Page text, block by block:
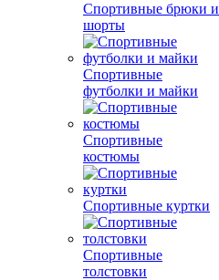
Спортивные брюки и
шорты
Спортивные
футболки и майки
Спортивные
костюмы
Спортивные куртки
Спортивные
толстовки